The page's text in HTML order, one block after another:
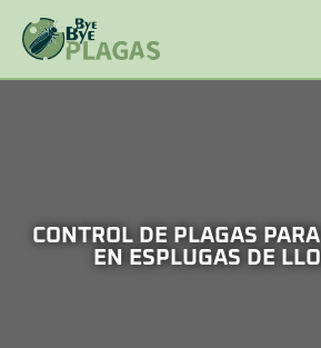
CONTROL DE PLAGAS
EN ESPLUGAS DE